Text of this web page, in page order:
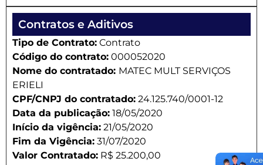
Contratos e Aditivos
Tipo de Contrato: Contrato
Código do contrato: 000052020
Nome do contratado: MATEC MULT SERVIÇOS
ERIELI
CPF/CNPJ do contratado: 24.125.740/0001-12
Data da publicação: 18/05/2020
Início da vigência: 21/05/2020
Fim da Vigência: 31/07/2020
Valor Contratado: R$ 25.200,00